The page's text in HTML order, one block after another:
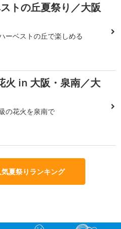
トの丘夏祭り／大阪
ーベストの丘で楽しめる
火 in 大阪・泉南／大
の花火を泉南で
夏祭りランキング